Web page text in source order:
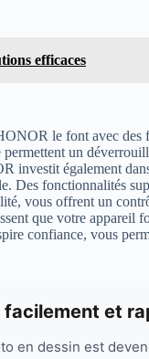
efficaces
le font avec des
un
investit également
Des fonctionnalités
vous offrent un
que votre appareil
confiance, vous
et
en dessin est